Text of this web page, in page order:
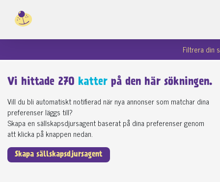
Filtrera din
Vi hittade 270 katter på den här sökningen.
Vill du bli automatiskt notifierad när nya annonser som matchar dina
preferenser läggs till?
Skapa en sällskapsdjursagent baserat på dina preferenser genom
att klicka på knappen nedan.
Skapa sällskapsdjursagent